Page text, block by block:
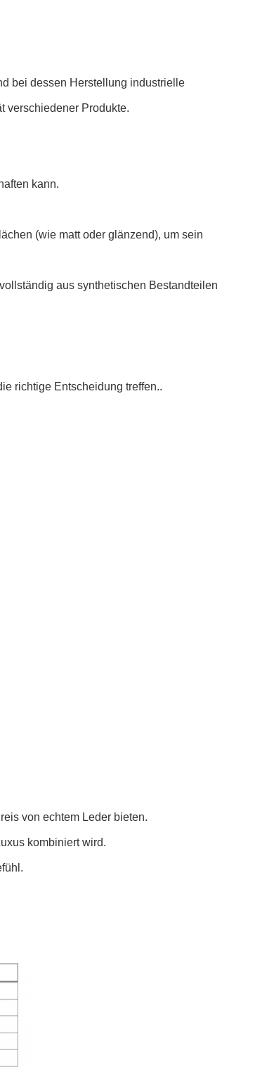
bei dessen Herstellung industrielle
verschiedener Produkte.
kann.
(wie matt oder glänzend), um sein
aus synthetischen Bestandteilen
richtige Entscheidung treffen..
von echtem Leder bieten.
kombiniert wird.